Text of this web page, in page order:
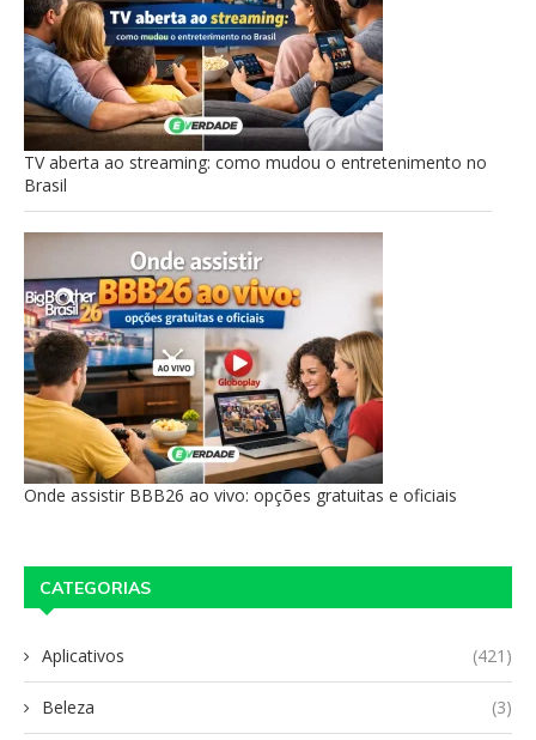
TV aberta ao streaming: como mudou o entretenimento no
Brasil
Onde assistir BBB26 ao vivo: opções gratuitas e oficiais
CATEGORIAS
Aplicativos (421)
Beleza (3)